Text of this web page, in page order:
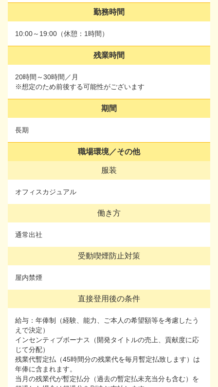
勤務時間
10:00～19:00（休憩：1時間）
残業時間
20時間～30時間／月
※想定のため前後する可能性がございます
期間
長期
職場環境／その他
服装
オフィスカジュアル
働き方
通常出社
受動喫煙防止対策
屋内禁煙
直接登用後の条件
給与：年俸制（経験、能力、ご本人の希望額等を考慮した
うえで決定）
インセンティブボーナス（開発タイトルの売上、貢献度に
応じて分配）
残業代暫定払（45時間分の残業代を毎月暫定払致します）
は年俸に含まれます。
当月の残業代が暫定払分（過去の暫定払未充当分も含む）
勤務時間
10:00～19:00（休憩：1時間）
残業時間
20時間～30時間／月
※想定のため前後する可能性がございます
期間
長期
職場環境／その他
服装
オフィスカジュアル
働き方
通常出社
受動喫煙防止対策
屋内禁煙
直接登用後の条件
給与：年俸制（経験、能力、ご本人の希望額等を考慮したう
えで決定）
インセンティブボーナス（開発タイトルの売上、貢献度に応
じて分配）
残業代暫定払（45時間分の残業代を毎月暫定払致します）は
年俸に含まれます。
当月の残業代が暫定払分（過去の暫定払未充当分も含む）を